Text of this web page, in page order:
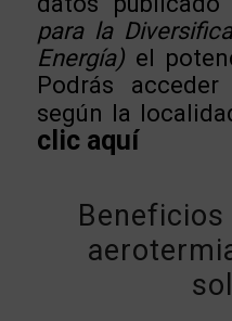
para la
Energía)el
Podrás
según la
clic aquí